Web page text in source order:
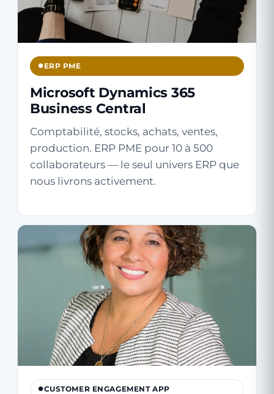
ERP PME
Microsoft Dynamics 365
Business Central
Comptabilité, stocks, achats, ventes,
production. ERP PME pour 10 à 500
collaborateurs — le seul univers ERP que
nous livrons activement.
CUSTOMER ENGAGEMENT APP